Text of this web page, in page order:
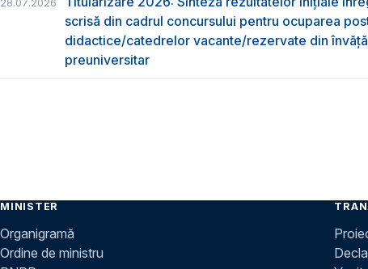
28.07.2026
scrisă din cadrul concursului pentru ocuparea
didactice/catedrelor vacante/rezervate din
preuniversitar
MINISTER
Organigramă
Ordine de ministru